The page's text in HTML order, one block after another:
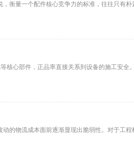
衡量一个配件核心竞争力的标准，往往只有
核心部件，正品率直接关系到设备的施工安全
的物流成本面前逐渐显现出脆弱性。对于工程